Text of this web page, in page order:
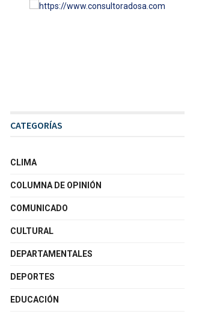
CATEGORÍAS
CLIMA
COLUMNA DE OPINIÓN
COMUNICADO
CULTURAL
DEPARTAMENTALES
DEPORTES
EDUCACIÓN